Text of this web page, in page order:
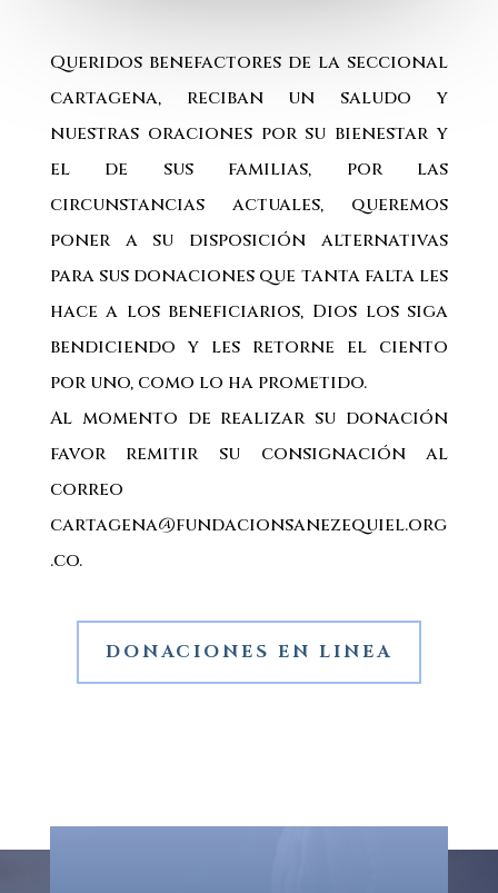
Queridos benefactores de la seccional
cartagena, reciban un saludo y
nuestras oraciones por su bienestar y
el de sus familias, por las
circunstancias actuales, queremos
poner a su disposición alternativas
para sus donaciones que tanta falta les
hace a los beneficiarios, Dios los siga
bendiciendo y les retorne el ciento
por uno, como lo ha prometido.
Al momento de realizar su donación
favor remitir su consignación al
correo
cartagena@fundacionsanezequiel.org
.co.
DONACIONES EN LINEA